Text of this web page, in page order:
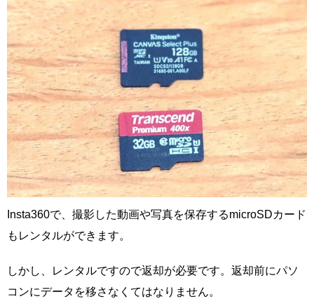
Insta360で、撮影した動画や写真を保存するmicroSDカード
もレンタルができます。
しかし、レンタルですので返却が必要です。返却前にパソ
コンにデータを移さなくてはなりません。